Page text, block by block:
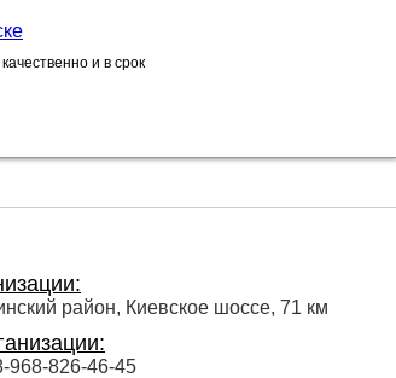
и в срок
район, Киевское шоссе, 71 км
968-826-46-45